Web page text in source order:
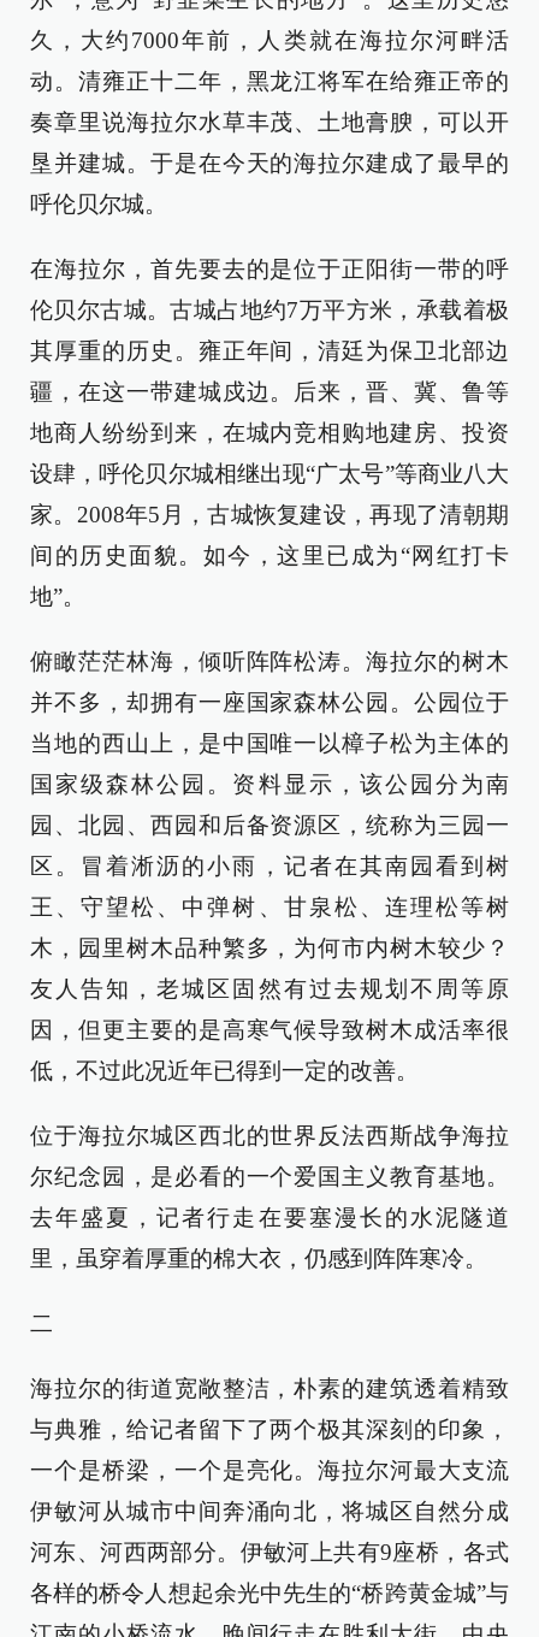
久，大约7000年前，人类就在海拉尔河畔活
动。清雍正十二年，黑龙江将军在给雍正帝的
奏章里说海拉尔水草丰茂、土地膏腴，可以开
垦并建城。于是在今天的海拉尔建成了最早的
呼伦贝尔城。
在海拉尔，首先要去的是位于正阳街一带的呼
伦贝尔古城。古城占地约7万平方米，承载着极
其厚重的历史。雍正年间，清廷为保卫北部边
疆，在这一带建城戍边。后来，晋、冀、鲁等
地商人纷纷到来，在城内竞相购地建房、投资
设肆，呼伦贝尔城相继出现“广太号”等商业八大
家。2008年5月，古城恢复建设，再现了清朝期
间的历史面貌。如今，这里已成为“网红打卡
地”。
俯瞰茫茫林海，倾听阵阵松涛。海拉尔的树木
并不多，却拥有一座国家森林公园。公园位于
当地的西山上，是中国唯一以樟子松为主体的
国家级森林公园。资料显示，该公园分为南
园、北园、西园和后备资源区，统称为三园一
区。冒着淅沥的小雨，记者在其南园看到树
王、守望松、中弹树、甘泉松、连理松等树
木，园里树木品种繁多，为何市内树木较少？
友人告知，老城区固然有过去规划不周等原
因，但更主要的是高寒气候导致树木成活率很
低，不过此况近年已得到一定的改善。
位于海拉尔城区西北的世界反法西斯战争海拉
尔纪念园，是必看的一个爱国主义教育基地。
去年盛夏，记者行走在要塞漫长的水泥隧道
里，虽穿着厚重的棉大衣，仍感到阵阵寒冷。
二
海拉尔的街道宽敞整洁，朴素的建筑透着精致
与典雅，给记者留下了两个极其深刻的印象，
一个是桥梁，一个是亮化。海拉尔河最大支流
伊敏河从城市中间奔涌向北，将城区自然分成
河东、河西两部分。伊敏河上共有9座桥，各式
各样的桥令人想起余光中先生的“桥跨黄金城”与